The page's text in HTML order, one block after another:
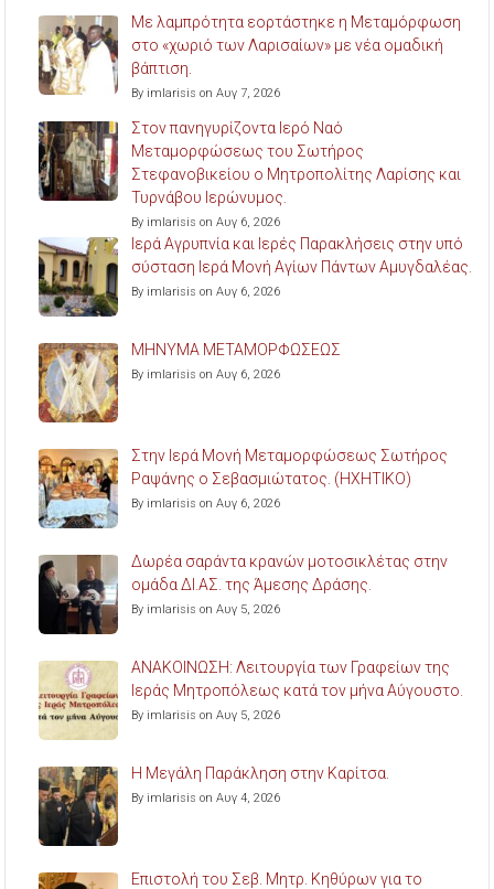
Με λαμπρότητα εορτάστηκε η Μεταμόρφωση
στο «χωριό των Λαρισαίων» με νέα ομαδική
βάπτιση.
By imlarisis on Αυγ 7, 2026
Στον πανηγυρίζοντα Ιερό Ναό
Μεταμορφώσεως του Σωτήρος
Στεφανοβικείου ο Μητροπολίτης Λαρίσης και
Τυρνάβου Ιερώνυμος.
By imlarisis on Αυγ 6, 2026
Ιερά Αγρυπνία και Ιερές Παρακλήσεις στην υπό
σύσταση Ιερά Μονή Αγίων Πάντων Αμυγδαλέας.
By imlarisis on Αυγ 6, 2026
ΜΗΝΥΜΑ ΜΕΤΑΜΟΡΦΩΣΕΩΣ
By imlarisis on Αυγ 6, 2026
Στην Ιερά Μονή Μεταμορφώσεως Σωτήρος
Ραψάνης ο Σεβασμιώτατος. (ΗΧΗΤΙΚΟ)
By imlarisis on Αυγ 6, 2026
Δωρέα σαράντα κρανών μοτοσικλέτας στην
ομάδα ΔΙ.ΑΣ. της Άμεσης Δράσης.
By imlarisis on Αυγ 5, 2026
ΑΝΑΚΟΙΝΩΣΗ: Λειτουργία των Γραφείων της
Ιεράς Μητροπόλεως κατά τον μήνα Αύγουστο.
By imlarisis on Αυγ 5, 2026
Η Μεγάλη Παράκληση στην Καρίτσα.
By imlarisis on Αυγ 4, 2026
Επιστολή του Σεβ. Μητρ. Κηθύρων για το